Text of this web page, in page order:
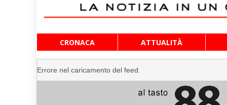
al
contenuto
CRONACA ATTUALITÀ
Errore nel caricamento del feed.